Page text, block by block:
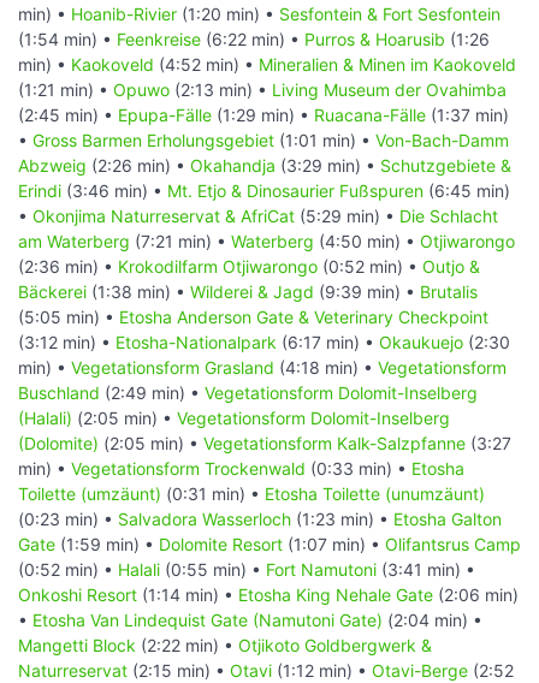
min) • Hoanib-Rivier (1:20 min) • Sesfontein & Fort Sesfontein
(1:54 min) • Feenkreise (6:22 min) • Purros & Hoarusib (1:26
min) • Kaokoveld (4:52 min) • Mineralien & Minen im Kaokoveld
(1:21 min) • Opuwo (2:13 min) • Living Museum der Ovahimba
(2:45 min) • Epupa-Fälle (1:29 min) • Ruacana-Fälle (1:37 min)
• Gross Barmen Erholungsgebiet (1:01 min) • Von-Bach-Damm
Abzweig (2:26 min) • Okahandja (3:29 min) • Schutzgebiete &
Erindi (3:46 min) • Mt. Etjo & Dinosaurier Fußspuren (6:45 min)
• Okonjima Naturreservat & AfriCat (5:29 min) • Die Schlacht
am Waterberg (7:21 min) • Waterberg (4:50 min) • Otjiwarongo
(2:36 min) • Krokodilfarm Otjiwarongo (0:52 min) • Outjo &
Bäckerei (1:38 min) • Wilderei & Jagd (9:39 min) • Brutalis
(5:05 min) • Etosha Anderson Gate & Veterinary Checkpoint
(3:12 min) • Etosha-Nationalpark (6:17 min) • Okaukuejo (2:30
min) • Vegetationsform Grasland (4:18 min) • Vegetationsform
Buschland (2:49 min) • Vegetationsform Dolomit-Inselberg
(Halali) (2:05 min) • Vegetationsform Dolomit-Inselberg
(Dolomite) (2:05 min) • Vegetationsform Kalk-Salzpfanne (3:27
min) • Vegetationsform Trockenwald (0:33 min) • Etosha
Toilette (umzäunt) (0:31 min) • Etosha Toilette (unumzäunt)
(0:23 min) • Salvadora Wasserloch (1:23 min) • Etosha Galton
Gate (1:59 min) • Dolomite Resort (1:07 min) • Olifantsrus Camp
(0:52 min) • Halali (0:55 min) • Fort Namutoni (3:41 min) •
Onkoshi Resort (1:14 min) • Etosha King Nehale Gate (2:06 min)
• Etosha Van Lindequist Gate (Namutoni Gate) (2:04 min) •
Mangetti Block (2:22 min) • Otjikoto Goldbergwerk &
Naturreservat (2:15 min) • Otavi (1:12 min) • Otavi-Berge (2:52